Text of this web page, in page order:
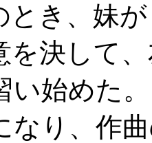
とき、妹
を決して
い始めた
なり、作